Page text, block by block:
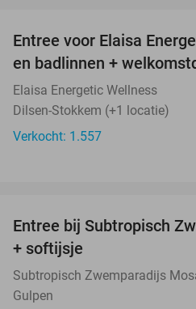
Entree voor Elaisa
en badlinnen +
Elaisa Energetic Wellness
Dilsen-Stokkem (+1 locatie)
Verkocht: 1.557
Entree bij Subtropisch
+ softijsje
Subtropisch Zwemparadijs
Gulpen